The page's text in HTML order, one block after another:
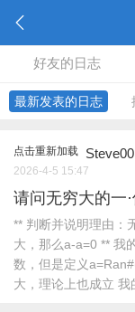
好友的日志
最新发表的日志
点击重新加载 Steve00
2026-4-5 15:47
请问无穷大的一
** 判断并说明理由：
大，那么a-a=0 ** 我
数，但是定义
大，理论上也成立 我